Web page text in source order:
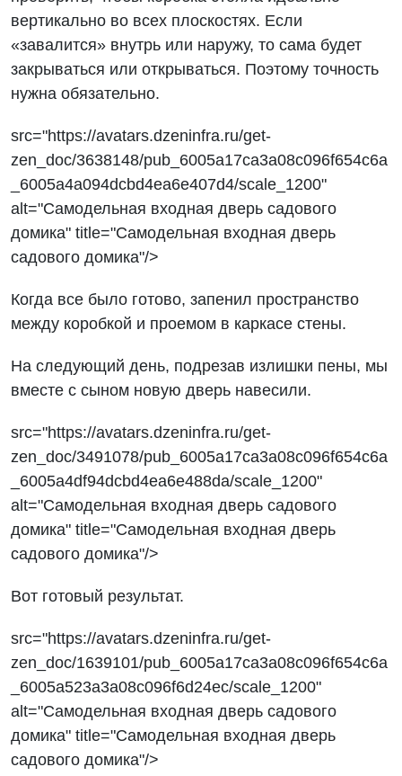
вертикально во всех плоскостях. Если
«завалится» внутрь или наружу, то сама будет
закрываться или открываться. Поэтому точность
нужна обязательно.
src="https://avatars.dzeninfra.ru/get-
zen_doc/3638148/pub_6005a17ca3a08c096f654c6a
_6005a4a094dcbd4ea6e407d4/scale_1200"
alt="Самодельная входная дверь садового
домика" title="Самодельная входная дверь
садового домика"/>
Когда все было готово, запенил пространство
между коробкой и проемом в каркасе стены.
На следующий день, подрезав излишки пены, мы
вместе с сыном новую дверь навесили.
src="https://avatars.dzeninfra.ru/get-
zen_doc/3491078/pub_6005a17ca3a08c096f654c6a
_6005a4df94dcbd4ea6e488da/scale_1200"
alt="Самодельная входная дверь садового
домика" title="Самодельная входная дверь
садового домика"/>
Вот готовый результат.
src="https://avatars.dzeninfra.ru/get-
zen_doc/1639101/pub_6005a17ca3a08c096f654c6a
_6005a523a3a08c096f6d24ec/scale_1200"
alt="Самодельная входная дверь садового
домика" title="Самодельная входная дверь
садового домика"/>